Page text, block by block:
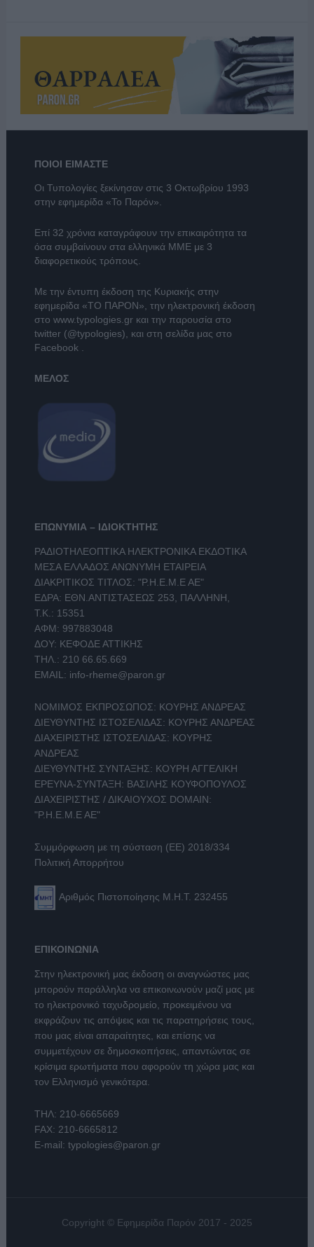
ΠΟΙΟΙ ΕΙΜΑΣΤΕ
Οι Τυπολογίες ξεκίνησαν στις 3 Οκτωβρίου 1993
στην εφημερίδα «Το Παρόν».
Επί 32 χρόνια καταγράφουν την επικαιρότητα τα
όσα συμβαίνουν στα ελληνικά ΜΜΕ με 3
διαφορετικούς τρόπους.
Με την έντυπη έκδοση της Κυριακής στην
εφημερίδα «ΤΟ ΠΑΡΟΝ», την ηλεκτρονική έκδοση
στο www.typologies.grκαι την παρουσία στο
twitter (@typologies), και στη σελίδα μας στο
Facebook .
ΜΕΛΟΣ
ΕΠΩΝΥΜΙΑ – ΙΔΙΟΚΤΗΤΗΣ
ΡΑΔΙΟΤΗΛΕΟΠΤΙΚΑ ΗΛΕΚΤΡΟΝΙΚΑ ΕΚΔΟΤΙΚΑ
ΜΕΣΑ ΕΛΛΑΔΟΣ ΑΝΩΝΥΜΗ ΕΤΑΙΡΕΙΑ
ΔΙΑΚΡΙΤΙΚΟΣ ΤΙΤΛΟΣ: "Ρ.Η.Ε.Μ.Ε ΑΕ"
ΕΔΡΑ: ΕΘΝ.ΑΝΤΙΣΤΑΣΕΩΣ 253, ΠΑΛΛΗΝΗ,
Τ.Κ.: 15351
ΑΦΜ: 997883048
ΔΟΥ: ΚΕΦΟΔΕ ΑΤΤΙΚΗΣ
ΤΗΛ.: 210 66.65.669
EMAIL: info-rheme@paron.gr
ΝΟΜΙΜΟΣ ΕΚΠΡΟΣΩΠΟΣ: ΚΟΥΡΗΣ ΑΝΔΡΕΑΣ
ΔΙΕΥΘΥΝΤΗΣ ΙΣΤΟΣΕΛΙΔΑΣ: ΚΟΥΡΗΣ ΑΝΔΡΕΑΣ
ΔΙΑΧΕΙΡΙΣΤΗΣ ΙΣΤΟΣΕΛΙΔΑΣ: ΚΟΥΡΗΣ
ΑΝΔΡΕΑΣ
ΔΙΕΥΘΥΝΤΗΣ ΣΥΝΤΑΞΗΣ: ΚΟΥΡΗ ΑΓΓΕΛΙΚΗ
ΕΡΕΥΝΑ-ΣΥΝΤΑΞΗ: ΒΑΣΙΛΗΣ ΚΟΥΦΟΠΟΥΛΟΣ
ΔΙΑΧΕΙΡΙΣΤΗΣ / ΔΙΚΑΙΟΥΧΟΣ DOMAIN:
"Ρ.Η.Ε.Μ.Ε ΑΕ"
Συμμόρφωση με τη σύσταση (ΕΕ) 2018/334
Πολιτική Απορρήτου
Αριθμός Πιστοποίησης Μ.Η.Τ. 232455
ΕΠΙΚΟΙΝΩΝΙΑ
Στην ηλεκτρονική μας έκδοση οι αναγνώστες μας
μπορούν παράλληλα να επικοινωνούν μαζί μας με
το ηλεκτρονικό ταχυδρομείο, προκειμένου να
εκφράζουν τις απόψεις και τις παρατηρήσεις τους,
που μας είναι απαραίτητες, και επίσης να
συμμετέχουν σε δημοσκοπήσεις, απαντώντας σε
κρίσιμα ερωτήματα που αφορούν τη χώρα μας και
τον Ελληνισμό γενικότερα.
ΤΗΛ: 210-6665669
FAX: 210-6665812
E-mail: typologies@paron.gr
Copyright © Εφημερίδα Παρόν 2017 - 2025